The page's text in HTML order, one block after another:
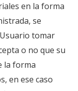
en la forma
se
tomar
o no que su
la forma
en ese caso